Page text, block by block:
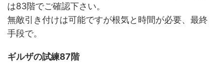
は83階でご確認下さい。
無敵引き付けは可能ですが根気と時間が必要、最終
手段で。
ギルザの試練87階